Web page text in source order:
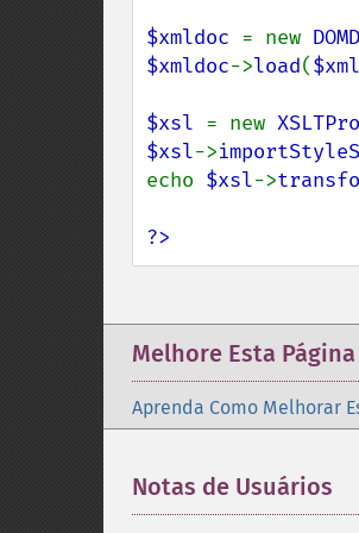
$xmldoc = new
$xmldoc->load(
$xsl = new
$xsl->
echo $xsl->
?>
Melhore Esta Página
Aprenda Como Melhorar
Notas de Usuários